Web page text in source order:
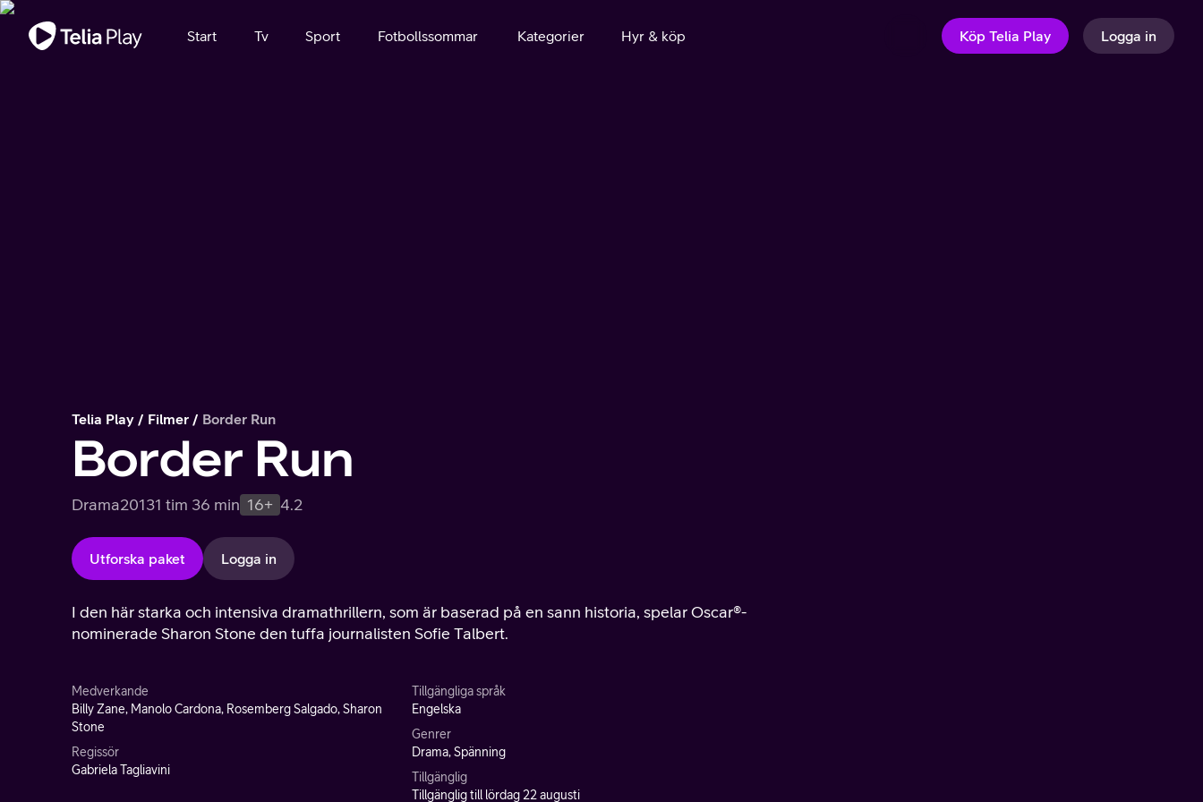
Viktigt meddelande
Start Tv Sport Fotbollssommar Kategorier Hyr & köp Köp Telia Play Logga in
Telia Play Filmer Border Run
Border Run
Drama20131 tim 36 min 16+ 4.2
Utforska paket Logga in
I den här starka och intensiva dramathrillern, som är baserad på en sann historia, spelar Oscar®-
nominerade Sharon Stone den tuffa journalisten Sofie Talbert.
Medverkande
Billy Zane, Manolo Cardona, Rosemberg Salgado, Sharon
Stone
Regissör
Gabriela Tagliavini
Tillgängliga språk
Engelska
Genrer
Drama, Spänning
Tillgänglig
Tillgänglig till lördag 22 augusti